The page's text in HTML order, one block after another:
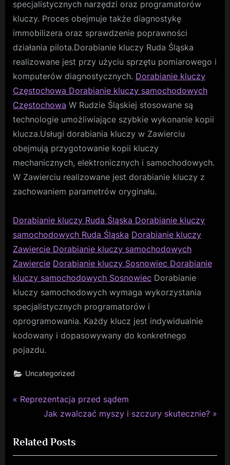
specjalistycznych narzędzi oraz programatorów
kluczy. Proces obejmuje także diagnostykę
immobilizera oraz sprawdzenie poprawności
działania pilota.Dorabianie kluczy Ruda Śląska
realizowane jest przy użyciu sprzętu pomiarowego i
komputerów diagnostycznych. Dorabianie kluczy
Częstochowa Dorabianie kluczy samochodowych
Częstochowa W Rudzie Śląskiej stosowane są
technologie umożliwiające szybkie wykonanie kopii
klucza.Usługi dorabiania kluczy w Zawierciu
obejmują przygotowanie kopii kluczy
mechanicznych, elektronicznych i samochodowych.
W Zawierciu realizowane jest dorabianie kluczy z
zachowaniem parametrów oryginału.
Dorabianie kluczy Ruda Śląska Dorabianie kluczy
samochodowych Ruda Śląska Dorabianie kluczy
Zawiercie Dorabianie kluczy samochodowych
Zawiercie Dorabianie kluczy Sosnowiec Dorabianie
kluczy samochodowych Sosnowiec Dorabianie
kluczy samochodowych wymaga wykorzystania
specjalistycznych programatorów i
oprogramowania. Każdy klucz jest indywidualnie
kodowany i dopasowywany do konkretnego
pojazdu.
Uncategorized
Nawigacja
P
v
i
Reprezentacja przed sądem
N
x
t
Jak zwalczać myszy i szczury skutecznie?
Related Posts